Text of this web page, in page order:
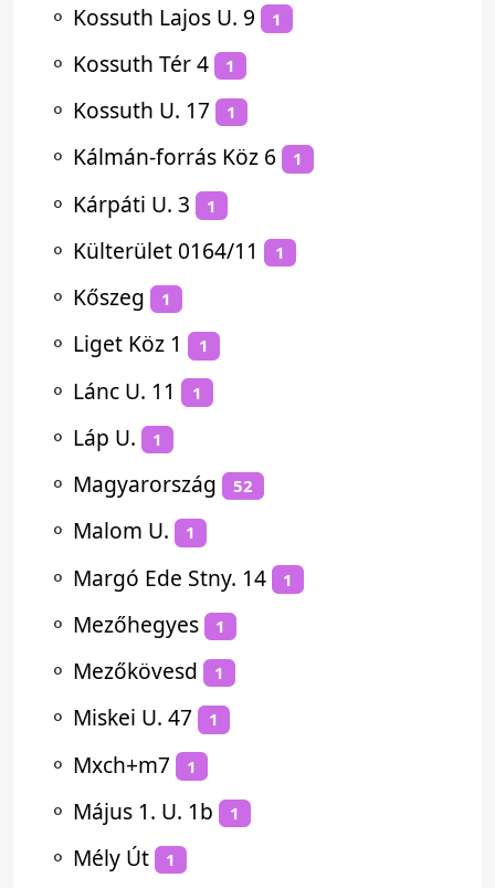
⚬ Kossuth Lajos U. 9 1
⚬ Kossuth Tér 4 1
⚬ Kossuth U. 17 1
⚬ Kálmán-forrás Köz 6 1
⚬ Kárpáti U. 3 1
⚬ Külterület 0164/11 1
⚬ Kőszeg 1
⚬ Liget Köz 1 1
⚬ Lánc U. 11 1
⚬ Láp U. 1
⚬ Magyarország 52
⚬ Malom U. 1
⚬ Margó Ede Stny. 14 1
⚬ Mezőhegyes 1
⚬ Mezőkövesd 1
⚬ Miskei U. 47 1
⚬ Mxch+m7 1
⚬ Május 1. U. 1b 1
⚬ Mély Út 1